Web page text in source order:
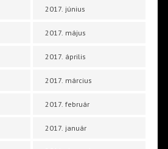
2017. június
2017. május
2017. április
2017. március
2017. február
2017. január